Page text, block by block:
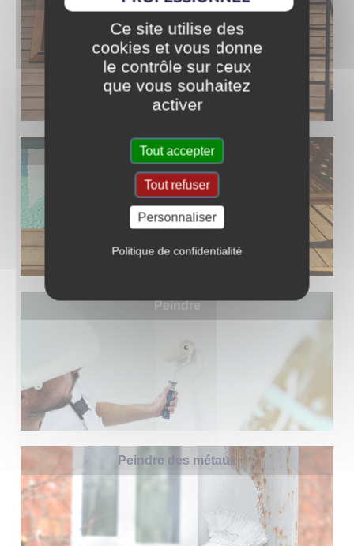
Saturer
Peindre
Peindre des métaux
Ce site utilise des
cookies et vous donne
le contrôle sur ceux
que vous souhaitez
activer
Tout accepter
Tout refuser
Personnaliser
Politique de confidentialité